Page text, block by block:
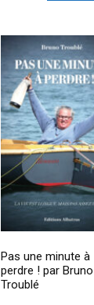
Pas une minute à
perdre ! par Bruno
Troublé